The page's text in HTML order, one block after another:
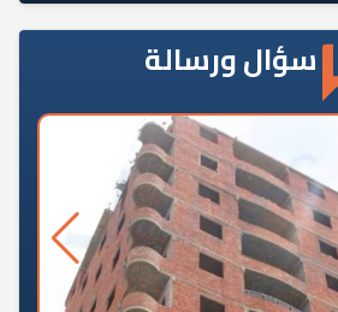
سؤال ورسالة